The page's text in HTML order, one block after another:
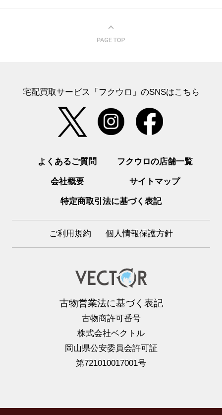
宅配買取サービス「フクウロ」のSNSはこちら
よくあるご質問 フクウロの店舗一覧
会社概要 サイトマップ
特定商取引法に基づく表記
ご利用規約 個人情報保護方針
古物営業法に基づく表記
古物商許可番号
株式会社ベクトル
岡山県公安委員会許可証
第721010017001号